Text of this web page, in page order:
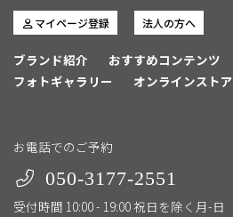
マイページ登録 法人の方へ
ブランド紹介 おすすめコンテンツ
フォトギャラリー
オンラインストア
お電話でのご予約
050-3177-2551
受付時間 10:00 - 19:00 祝日を除く月-日